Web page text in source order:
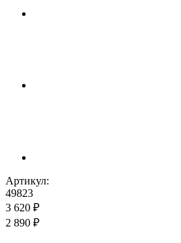
Артикул:
49823
3 620 ₽
2 890 ₽